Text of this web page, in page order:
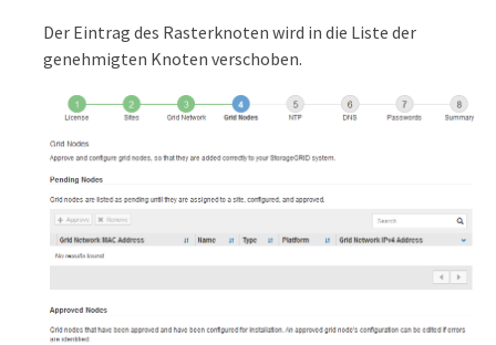
Der Eintrag des Rasterknoten wird in die Liste der
genehmigten Knoten verschoben.